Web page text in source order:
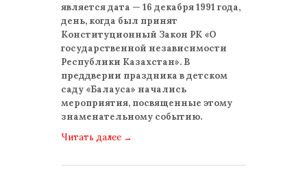
является дата — 16 декабря 1991 года,
день, когда был принят
Конституционный Закон РК «О
государственной независимости
Республики Казахстан». В
преддверии праздника в детском
саду «Балауса» начались
мероприятия, посвященные этому
знаменательному событию.
Читать далее →